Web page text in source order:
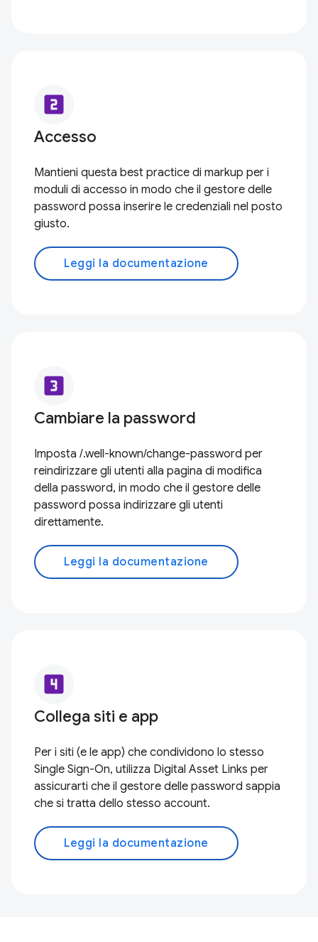
looks_two
Accesso
Mantieni questa best practice di markup per i
moduli di accesso in modo che il gestore delle
password possa inserire le credenziali nel posto
giusto.
Leggi la documentazione
looks_3
Cambiare la password
Imposta /.well-known/change-password per
reindirizzare gli utenti alla pagina di modifica
della password, in modo che il gestore delle
password possa indirizzare gli utenti
direttamente.
Leggi la documentazione
looks_4
Collega siti e app
Per i siti (e le app) che condividono lo stesso
Single Sign-On, utilizza Digital Asset Links per
assicurarti che il gestore delle password sappia
che si tratta dello stesso account.
Leggi la documentazione